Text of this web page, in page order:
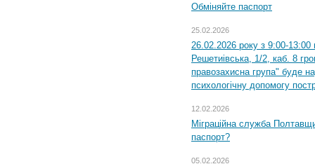
Обміняйте паспорт
25.02.2026
26.02.2026 року з 9:00-
Решетиівська, 1/2, каб. 8
правозахисна група" буде
психологічну допомогу
12.02.2026
Міграційна служба
паспорт?
05.02.2026